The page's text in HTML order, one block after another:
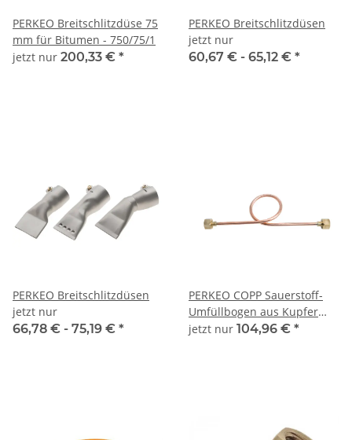
PERKEO Breitschlitzdüse 75
mm für Bitumen - 750/75/1
jetzt nur 200,33 € *
PERKEO Breitschlitzdüsen
jetzt nur
60,67 € - 65,12 € *
PERKEO Breitschlitzdüsen
jetzt nur
66,78 € - 75,19 € *
PERKEO COPP Sauerstoff-
Umfüllbogen aus Kupfer
800 mm lang, G3/4" RH AG -
jetzt nur 104,96 € *